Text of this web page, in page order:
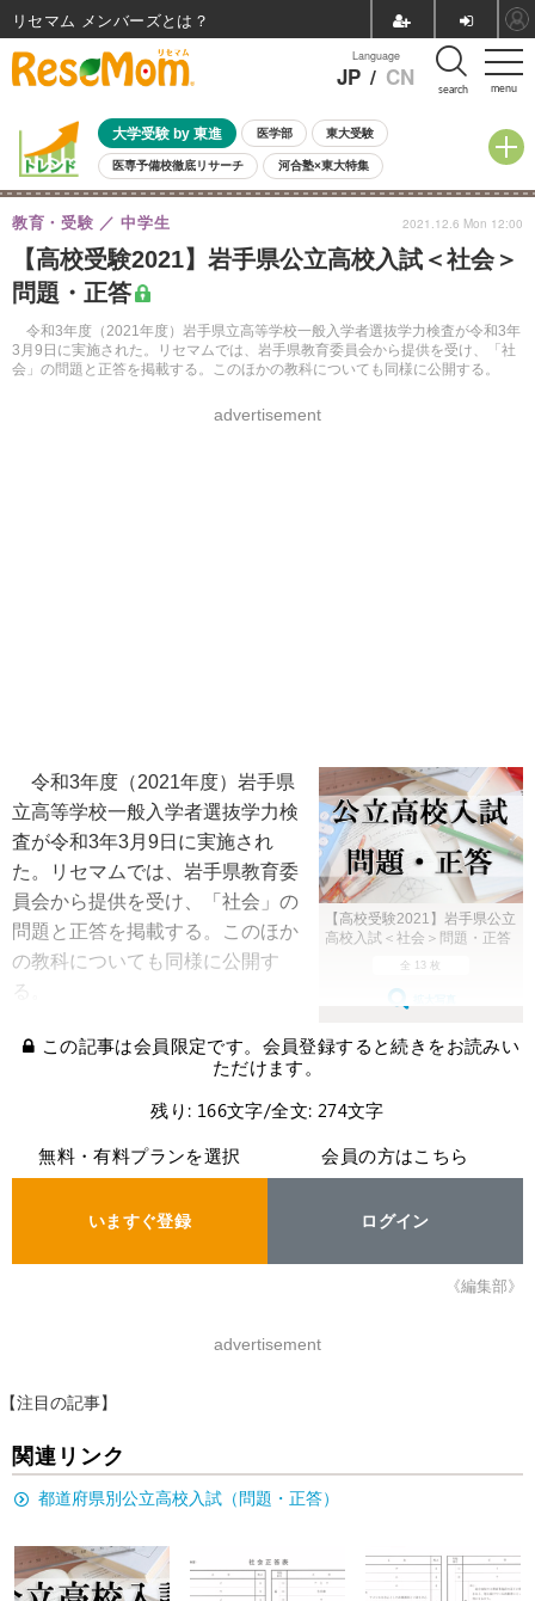
menu
Language
JP / CN search
大学受験 by 東進 医学部 東大受験
医専予備校徹底リサーチ 河合塾×東大特集
親子で考える大学選び 高校受験 中学受験 小学校受験
共通テスト 夏休み
8月開催イベント・WS 全国公立高校 過去問 人気記事
自由研究教材（小学生向け）
【高校受験2021】岩手県公立高校入試＜社会＞
問題・正答
令和3年度（2021年度）岩手県立高等学校一般入学者選抜学力検査が令和3年
3月9日に実施された。リセマムでは、岩手県教育委員会から提供を受け、「社
会」の問題と正答を掲載する。このほかの教科についても同様に公開する。
教育・受験 中学生
advertisement
2021.12.6 Mon 12:00
【高校受験2021】岩手県公立
高校入試＜社会＞問題・正答
全 13 枚
令和3年度（2021年度）岩手県
立高等学校一般入学者選抜学力検
査が令和3年3月9日に実施され
た。リセマムでは、岩手県教育委
員会から提供を受け、「社会」の
問題と正答を掲載する。このほか
の教科についても同様に公開す
る。
この記事は会員限定です。会員登録すると続きをお読みい
ただけます。
残り: 166文字/全文: 274文字
無料・有料プランを選択
いますぐ登録
会員の方はこちら
ログイン
《編集部》
advertisement
【注目の記事】
関連リンク
都道府県別公立高校入試（問題・正答）
リセマム メンバーズ